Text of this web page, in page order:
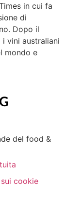
in cui fa
di
Dopo il
vini australiani
mondo e
del food &
cookie